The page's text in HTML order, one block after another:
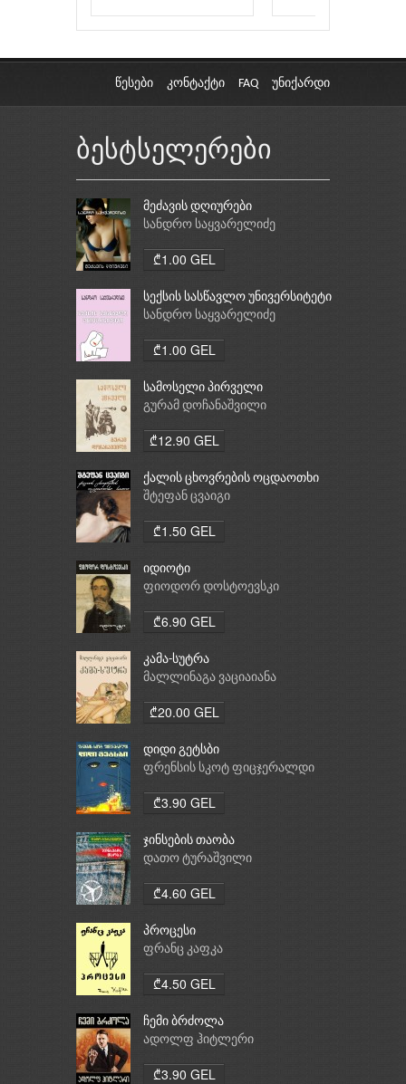
წესები კონტაქტი FAQ უნიქარდი
ბესტსელერები
მეძავის დღიურები
სანდრო საყვარელიძე
₾1.00 GEL
სექსის სასწავლო უნივერსიტეტი
სანდრო საყვარელიძე
₾1.00 GEL
სამოსელი პირველი
გურამ დოჩანაშვილი
₾12.90 GEL
ქალის ცხოვრების ოცდაოთხი
საათი
შტეფან ცვაიგი
₾1.50 GEL
იდიოტი
ფიოდორ დოსტოევსკი
₾6.90 GEL
კამა-სუტრა
მალლინაგა ვაციაიანა
₾20.00 GEL
დიდი გეტსბი
ფრენსის სკოტ ფიცჯერალდი
₾3.90 GEL
ჯინსების თაობა
დათო ტურაშვილი
₾4.60 GEL
პროცესი
ფრანც კაფკა
₾4.50 GEL
ჩემი ბრძოლა
ადოლფ ჰიტლერი
₾3.90 GEL